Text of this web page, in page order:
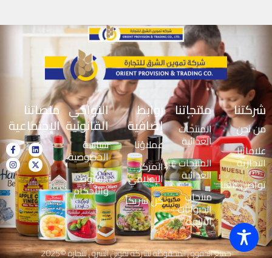
شركتنا
من نحن
علاماتنا
التجارية
تواصل معنا
منتجاتنا
المنتجات
الغذائية
المنتجات غير
الغذائية
منتجات
الحيوانات
الاليفة
روابط
إضافية
عملاؤنا
المركز
الإعلامي
كن شريكاً
النواحي
القانونية
سياسة
الخصوصية
الشروط
والأحكام
منصاتنا
الإجتماعية
جميع الحقوق المحفوظة لشركة تموين الشرق للتجارة ©2025